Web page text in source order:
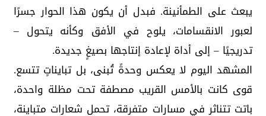
يبعث على الطمأنينة. فبدل أن يكون هذا الحوار جسرًا
لعبور الانقسامات، يلوح في الأفق وكأنه يتحول –
تدريجيًا – إلى أداة لإعادة إنتاجها بصيغٍ جديدة.
المشهد اليوم لا يعكس وحدةً تُبنى، بل تبايناتٍ تتسع.
قوى كانت بالأمس القريب مصطفة تحت مظلة واحدة،
باتت تتناثر في مسارات متفرقة، تحمل شعارات متباينة،